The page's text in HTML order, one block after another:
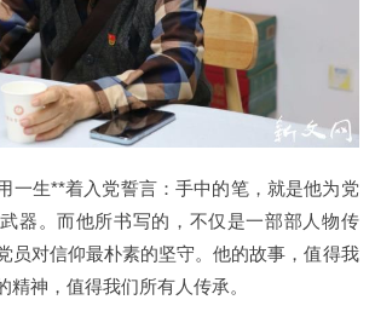
一生**着入党誓言：手中的笔，就是他为党
器。而他所书写的，不仅是一部部人物传
员对信仰最朴素的坚守。他的故事，值得我
精神，值得我们所有人传承。